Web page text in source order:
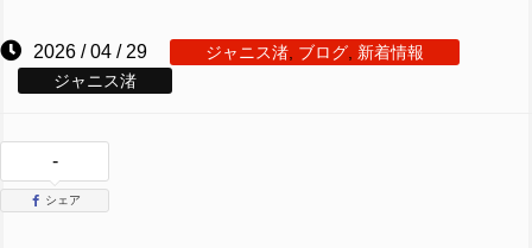
2026 / 04 / 29 ジャニス渚 ブログ 新着情報
ジャニス渚
-
シェア